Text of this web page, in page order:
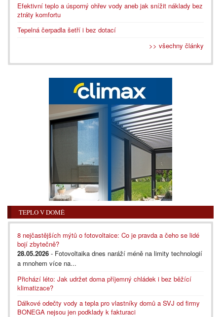
Efektivní teplo a úsporný ohřev vody aneb jak snížit náklady bez
ztráty komfortu
Tepelná čerpadla šetří i bez dotací
>> všechny články
TEPLO V DOMĚ
8 nejčastějších mýtů o fotovoltaice: Co je pravda a čeho se lidé
bojí zbytečně?
28.05.2026 - Fotovoltaika dnes naráží méně na limity technologií
a mnohem více na...
Přichází léto: Jak udržet doma příjemný chládek i bez běžící
klimatizace?
Dálkové odečty vody a tepla pro vlastníky domů a SVJ od firmy
BONEGA nejsou jen podklady k fakturaci